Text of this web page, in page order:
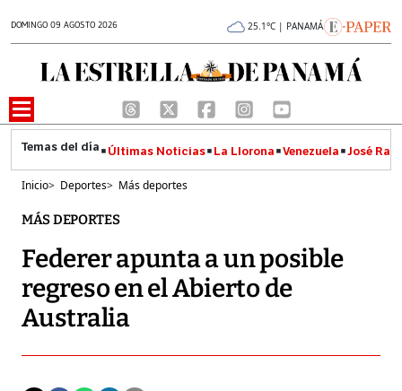
DOMINGO 09 AGOSTO 2026 25.1°C | PANAMÁ
Últimas Noticias La Llorona Venezuela José
Inicio> Deportes> Más deportes
MÁS DEPORTES
Federer apunta a un posible
regreso en el Abierto de
Australia